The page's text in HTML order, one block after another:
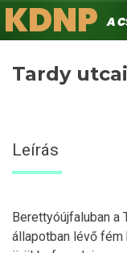
Ugrás
a
Keresés
KDNP
A
Tardy
Leírás
Berettyóújfaluban a
állapotban lévő